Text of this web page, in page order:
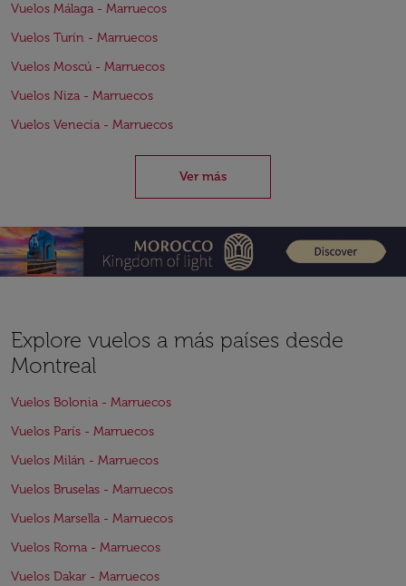
Vuelos Málaga - Marruecos
Vuelos Turín - Marruecos
Vuelos Moscú - Marruecos
Vuelos Niza - Marruecos
Vuelos Venecia - Marruecos
Ver más
Explore vuelos a más países desde
Montreal
Vuelos Bolonia - Marruecos
Vuelos París - Marruecos
Vuelos Milán - Marruecos
Vuelos Bruselas - Marruecos
Vuelos Marsella - Marruecos
Vuelos Roma - Marruecos
Vuelos Dakar - Marruecos